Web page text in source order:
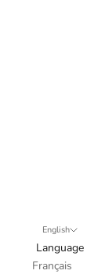
English
Language
Français